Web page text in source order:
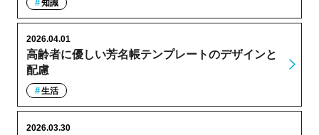
知識
高齢者に優しい芳名帳テンプレートのデザインと
配慮
2026.04.01
生活
2026.03.30